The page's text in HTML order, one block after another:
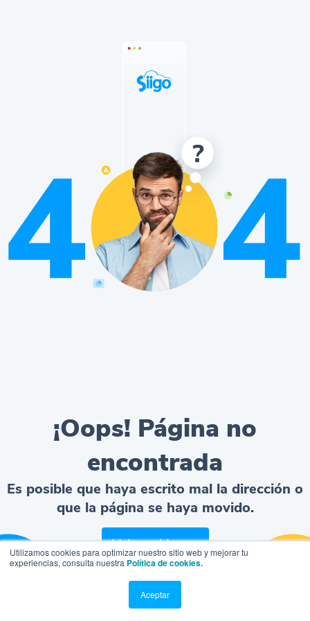
Utilizamos cookies para optimizar nuestro sitio web y mejorar tu
experiencias, consulta nuestra Política de cookies.
Aceptar
¡Oops! Página no
encontrada
Es posible que haya escrito mal la dirección o
que la página se haya movido.
Volver al home